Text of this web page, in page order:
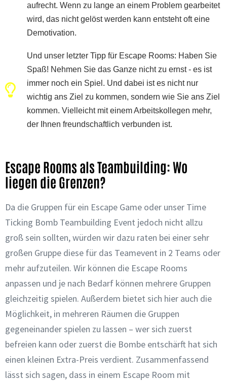
aufrecht. Wenn zu lange an einem Problem gearbeitet
wird, das nicht gelöst werden kann entsteht oft eine
Demotivation.
Und unser letzter Tipp für Escape Rooms: Haben Sie
Spaß! Nehmen Sie das Ganze nicht zu ernst - es ist
immer noch ein Spiel. Und dabei ist es nicht nur
wichtig ans Ziel zu kommen, sondern wie Sie ans Ziel
kommen. Vielleicht mit einem Arbeitskollegen mehr,
der Ihnen freundschaftlich verbunden ist.
Escape Rooms als Teambuilding: Wo
liegen die Grenzen?
Da die Gruppen für ein Escape Game oder unser Time
Ticking Bomb Teambuilding Event jedoch nicht allzu
groß sein sollten, würden wir dazu raten bei einer sehr
großen Gruppe diese für das Teamevent in 2 Teams oder
mehr aufzuteilen. Wir können die Escape Rooms
anpassen und je nach Bedarf können mehrere Gruppen
gleichzeitig spielen. Außerdem bietet sich hier auch die
Möglichkeit, in mehreren Räumen die Gruppen
gegeneinander spielen zu lassen – wer sich zuerst
befreien kann oder zuerst die Bombe entschärft hat sich
einen kleinen Extra-Preis verdient. Zusammenfassend
lässt sich sagen, dass in einem Escape Room mit